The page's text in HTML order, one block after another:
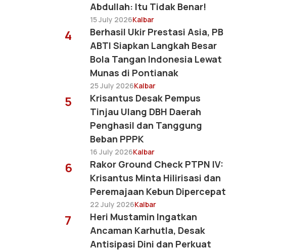
Abdullah: Itu Tidak Benar!
15 July 2026Kalbar
4
Berhasil Ukir Prestasi Asia, PB
ABTI Siapkan Langkah Besar
Bola Tangan Indonesia Lewat
Munas di Pontianak
25 July 2026Kalbar
5
Krisantus Desak Pempus
Tinjau Ulang DBH Daerah
Penghasil dan Tanggung
Beban PPPK
16 July 2026Kalbar
6
Rakor Ground Check PTPN IV:
Krisantus Minta Hilirisasi dan
Peremajaan Kebun Dipercepat
22 July 2026Kalbar
7
Heri Mustamin Ingatkan
Ancaman Karhutla, Desak
Antisipasi Dini dan Perkuat